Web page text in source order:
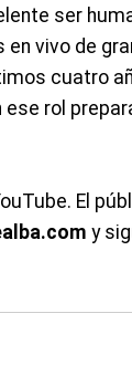
ser
vivo de
cuatro
rol
El
y